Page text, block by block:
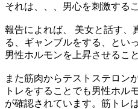
それは、、、男心を刺激する
報告によれば、 美女と話す、
る、ギャンブルをする、とい
男性ホルモンを上昇させるこ
また筋肉からテストステロン
トレをすることでも男性ホル
が確認されています。筋トレ